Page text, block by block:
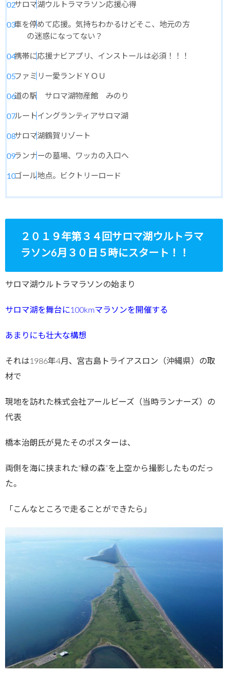
サロマ湖ウルトラマラソン応援心得
車を停めて応援。気持ちわかるけどそこ、地元の方
の迷惑になってない？
携帯に応援ナビアプリ、インストールは必須！！！
ファミリー愛ランドＹＯＵ
道の駅 サロマ湖物産館 みのり
ルートイングランティアサロマ湖
サロマ湖鶴賀リゾート
ランナーの墓場、ワッカの入口へ
ゴール地点。ビクトリーロード
２０１９年第３４回サロマ湖ウルトラマ
ラソン6月３０日５時にスタート！！
サロマ湖ウルトラマラソンの始まり
サロマ湖を舞台に100kmマラソンを開催する
あまりにも壮大な構想
それは1986年4月、宮古島トライアスロン（沖縄県）の取
材で
現地を訪れた株式会社アールビーズ（当時ランナーズ）の
代表
橋本治朗氏が見たそのポスターは、
両側を海に挟まれた“緑の森”を上空から撮影したものだっ
た。
「こんなところで走ることができたら」